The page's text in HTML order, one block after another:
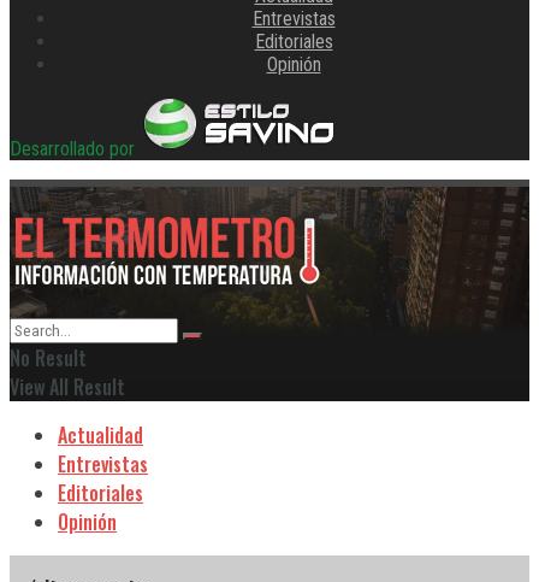
Entrevistas
Editoriales
Opinión
Desarrollado por
No Result
View All Result
Actualidad
Entrevistas
Editoriales
Opinión